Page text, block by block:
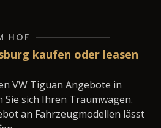
HOF
kaufen oder leasen
VW Tiguan Angebote in
Sie sich Ihren Traumwagen.
an Fahrzeugmodellen lässt